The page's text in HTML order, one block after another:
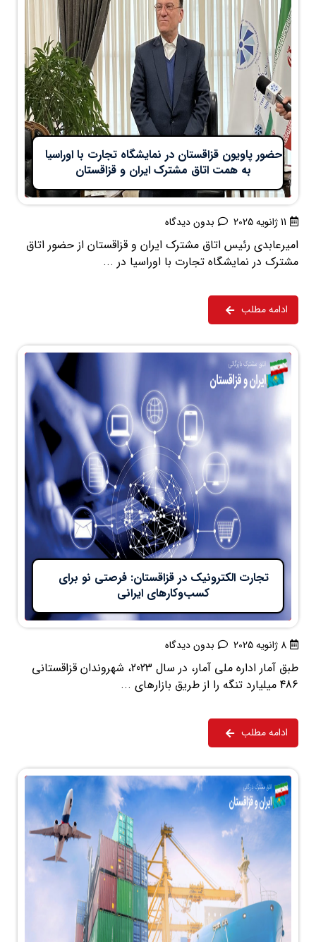
حضور پاویون قزاقستان در نمایشگاه تجارت با اوراسیا
به همت اتاق مشترک ایران و قزاقستان
11 ژانویه 2025 بدون دیدگاه
امیرعابدی رئیس اتاق مشترک ایران و قزاقستان از حضور اتاق
مشترک در نمایشگاه تجارت با اوراسیا در ...
ادامه مطلب
تجارت الکترونیک در قزاقستان: فرصتی نو برای
کسب‌وکارهای ایرانی
8 ژانویه 2025 بدون دیدگاه
طبق آمار اداره ملی آمار، در سال 2023، شهروندان قزاقستانی
486 میلیارد تنگه را از طریق بازارهای ...
ادامه مطلب